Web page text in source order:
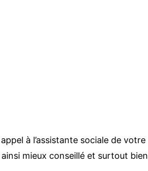
à l’assistante sociale de votre
mieux conseillé et surtout bien